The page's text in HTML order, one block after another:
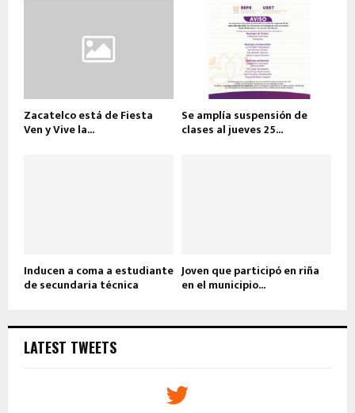
Zacatelco está de Fiesta
Ven y Vive la...
Se amplía suspensión de
clases al jueves 25...
Inducen a coma a estudiante
de secundaria técnica
Joven que participó en riña
en el municipio...
LATEST TWEETS